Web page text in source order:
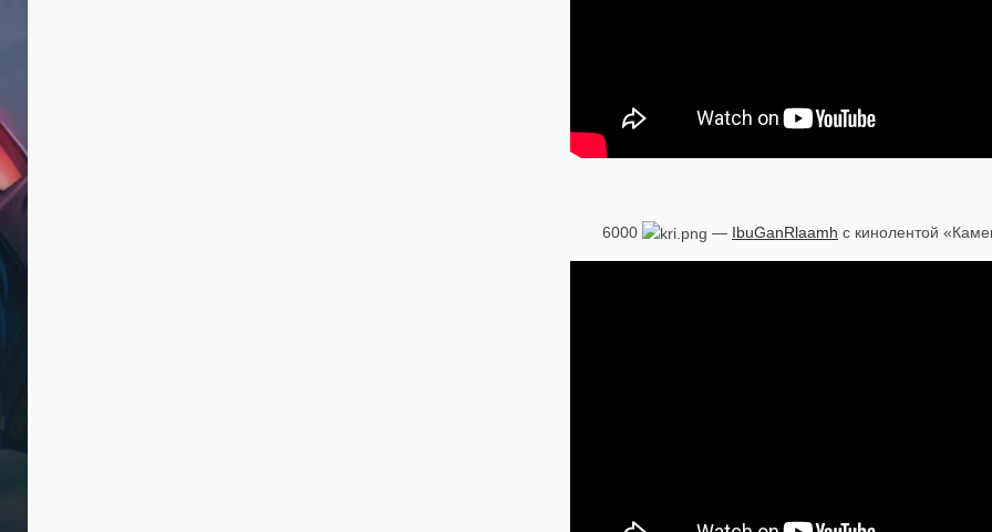
6000 — IbuGanRlaamh с кинолентой